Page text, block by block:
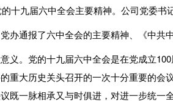
十九届六中全会主要精神。公司党委书
通报了六中全会的主要精神、《中共
义。党的十九届六中全会是在党成立
重大历史关头召开的一次十分重要的
既一脉相承又与时俱进，对进一步统